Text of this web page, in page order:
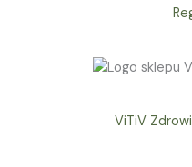
ViTiV